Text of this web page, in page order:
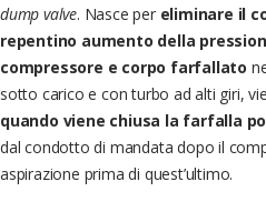
dump valve. Nasce per eliminare il
repentino aumento della
compressore e corpo farfallato
sotto carico e con turbo ad alti giri,
quando viene chiusa la farfalla
dal condotto di mandata dopo il
aspirazione prima di quest’ultimo.